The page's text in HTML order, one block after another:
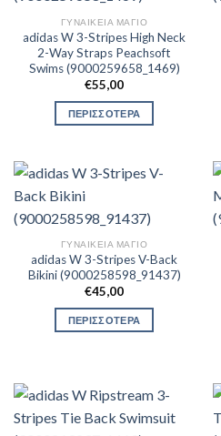
ΓΥΝΑΙΚΕΊΑ ΜΑΓΙΌ
adidas W 3-Stripes High Neck
2-Way Straps Peachsoft
Swims (9000259658_1469)
€55,00
ΠΕΡΙΣΣΟΤΕΡΑ
ΓΥΝΑΙΚΕΊΑ ΜΑΓΙΌ
adidas W 3-Stripes V-Back
Bikini (9000258598_91437)
€45,00
ΠΕΡΙΣΣΟΤΕΡΑ